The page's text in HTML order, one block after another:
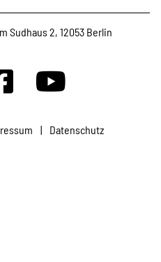
Sudhaus 2, 12053 Berlin
| Datenschutz